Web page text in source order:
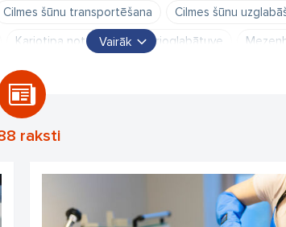
Cilmes šūnu transportēšana Cilmes šūnu
Kariotipa noteikšana Krioglabātuve
Nabassaites asins cilmes šūnas
skrīnings
ģenētikas centrs
Ārsts-ģenētiķis
ārsts
Vairāk
raksti